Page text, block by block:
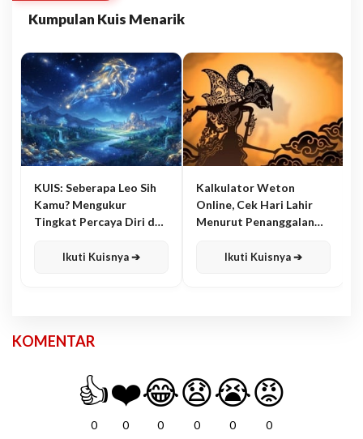
Kumpulan Kuis Menarik
KUIS: Seberapa Leo Sih
Kamu? Mengukur
Tingkat Percaya Diri dan
Ikuti Kuisnya ➔
Kalkulator Weton
Online, Cek Hari Lahir
Menurut Penanggalan
Ikuti Kuisnya ➔
KOMENTAR
👍
0
❤️
0
😂
0
😧
0
😭
0
😡
0